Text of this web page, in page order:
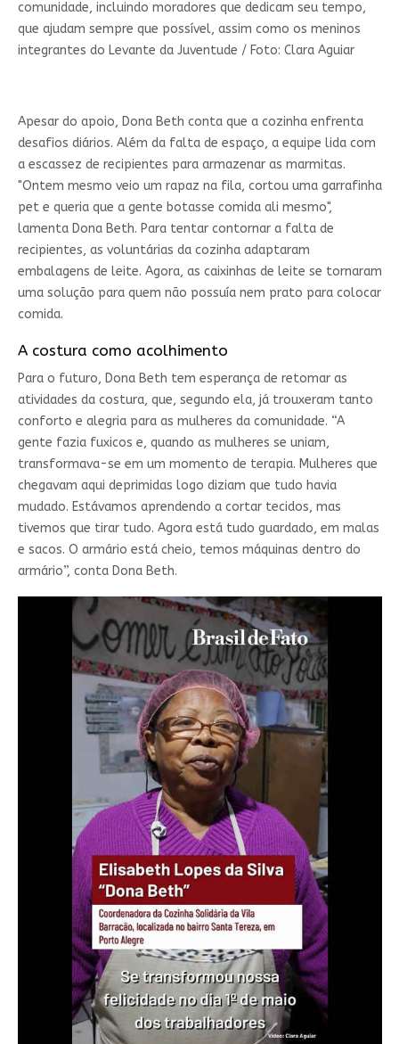
comunidade, incluindo moradores que dedicam seu tempo,
que ajudam sempre que possível, assim como os meninos
integrantes do Levante da Juventude / Foto: Clara Aguiar
Apesar do apoio, Dona Beth conta que a cozinha enfrenta
desafios diários. Além da falta de espaço, a equipe lida com
a escassez de recipientes para armazenar as marmitas.
"Ontem mesmo veio um rapaz na fila, cortou uma garrafinha
pet e queria que a gente botasse comida ali mesmo",
lamenta Dona Beth. Para tentar contornar a falta de
recipientes, as voluntárias da cozinha adaptaram
embalagens de leite. Agora, as caixinhas de leite se tornaram
uma solução para quem não possuía nem prato para colocar
comida.
A costura como acolhimento
Para o futuro, Dona Beth tem esperança de retomar as
atividades da costura, que, segundo ela, já trouxeram tanto
conforto e alegria para as mulheres da comunidade. “A
gente fazia fuxicos e, quando as mulheres se uniam,
transformava-se em um momento de terapia. Mulheres que
chegavam aqui deprimidas logo diziam que tudo havia
mudado. Estávamos aprendendo a cortar tecidos, mas
tivemos que tirar tudo. Agora está tudo guardado, em malas
e sacos. O armário está cheio, temos máquinas dentro do
armário”, conta Dona Beth.